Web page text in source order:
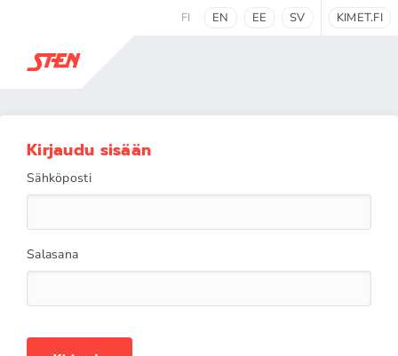
FI EN EE SV KIMET.FI
Kirjaudu sisään
Sähköposti
Salasana